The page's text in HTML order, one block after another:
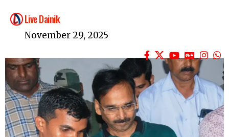
Live Dainik
November 29, 2025